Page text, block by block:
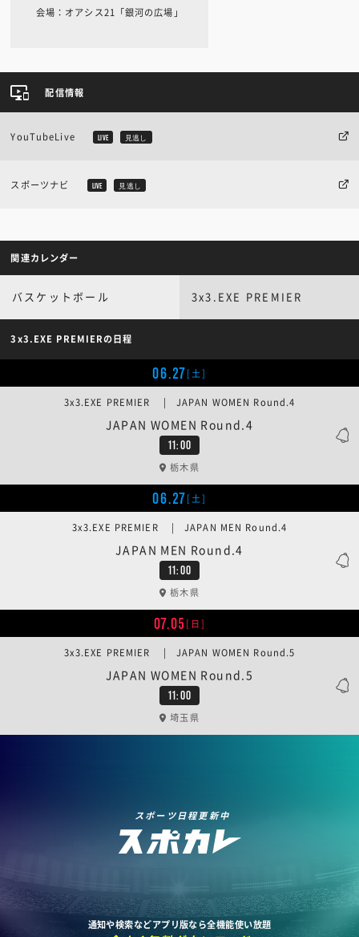
会場：オアシス21「銀河の広場」
配信情報
YouTubeLive LIVE 見逃し
スポーツナビ LIVE 見逃し
関連カレンダー
バスケットボール 3x3.EXE PREMIER
3x3.EXE PREMIERの日程
06.27[土]
11:00
JAPAN WOMEN Round.4
3x3.EXE PREMIER | JAPAN WOMEN Round.4
栃木県
06.27[土]
11:00
JAPAN MEN Round.4
3x3.EXE PREMIER | JAPAN MEN Round.4
栃木県
07.05[日]
11:00
JAPAN WOMEN Round.5
3x3.EXE PREMIER | JAPAN WOMEN Round.5
埼玉県
スポーツ日程更新中
通知や検索などアプリ版なら全機能使い放題